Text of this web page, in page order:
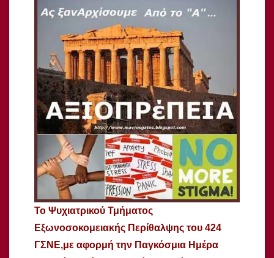
Το Ψυχιατρικού Τμήματος
Εξωνοσοκομειακής Περίθαλψης του 424
ΓΣΝΕ,με αφορμή την Παγκόσμια Ημέρα